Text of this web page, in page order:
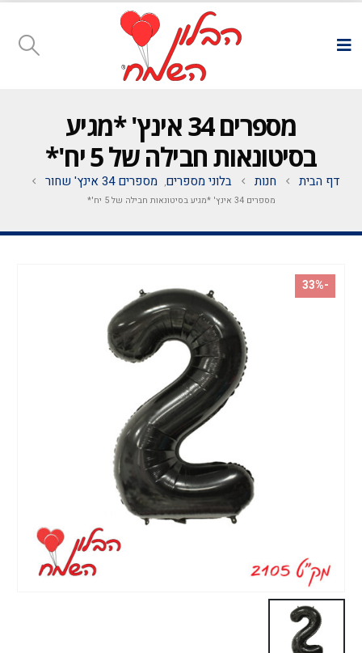
מספרים 34 אינץ' *מגיע
בסיטונאות חבילה של 5 יח'*
דף הבית חנות בלוני מספרים, מספרים 34 אינץ' שחור
מספרים 34 אינץ' *מגיע בסיטונאות חבילה של 5 יח'*
-33%